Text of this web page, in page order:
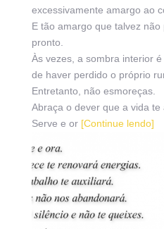
excessivamente amargo ao
E tão amargo que talvez
pronto.
Às vezes, a sombra interior
de haver perdido o próprio
Entretanto, não esmoreças.
Abraça o dever que a vida te
Serve e or [Continue lendo]